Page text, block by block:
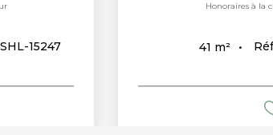
SHL-15247
Honoraires à la
41 m²